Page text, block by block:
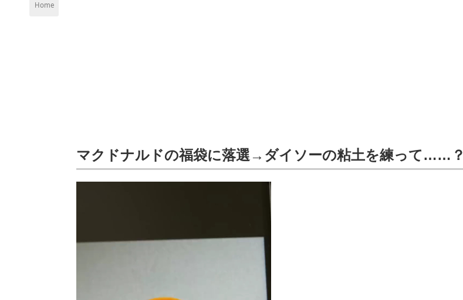
Home
マクドナルドの福袋に落選→ダイソーの粘土を練って……？